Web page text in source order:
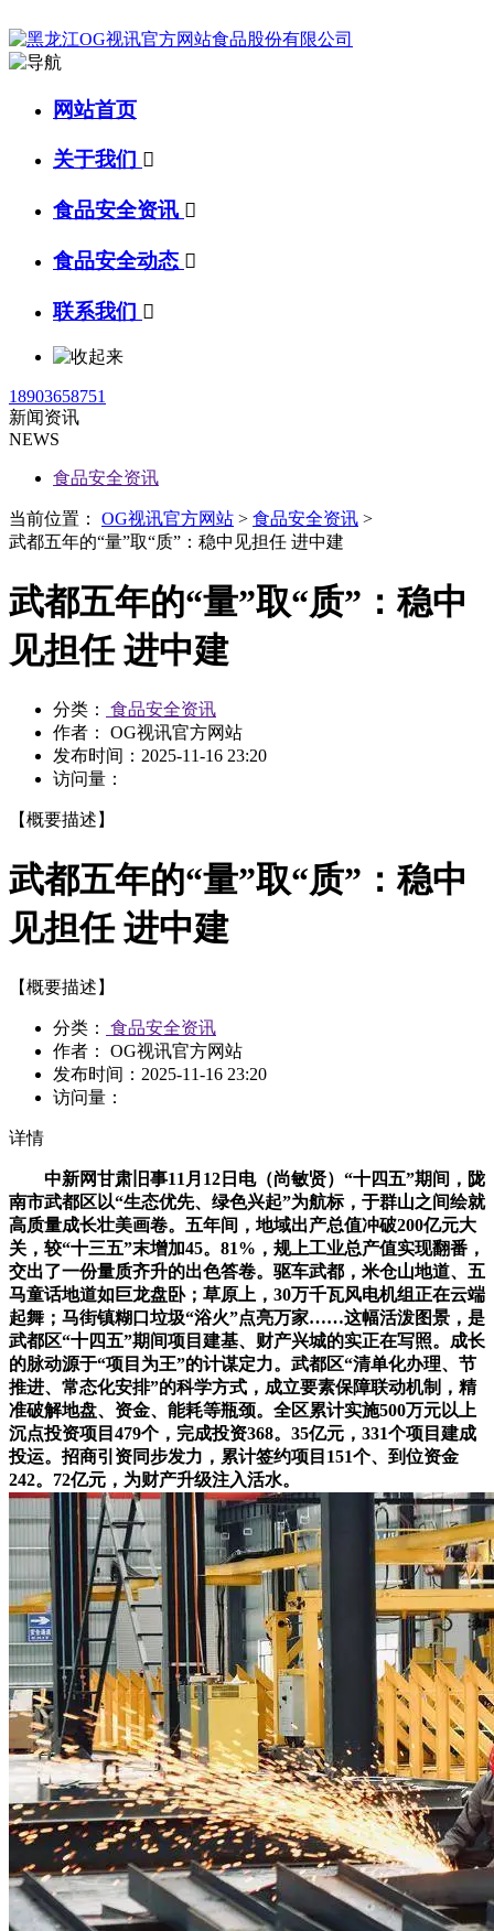
网站首页
关于我们 
食品安全资讯 
食品安全动态 
联系我们 
18903658751
新闻资讯
NEWS
食品安全资讯
当前位置： OG视讯官方网站 > 食品安全资讯 >
武都五年的“量”取“质”：稳中见担任 进中建
武都五年的“量”取“质”：稳中
见担任 进中建
分类：
食品安全资讯
作者： OG视讯官方网站
发布时间： 2025-11-16 23:20
访问量：
【概要描述】
武都五年的“量”取“质”：稳中
见担任 进中建
【概要描述】
分类：
食品安全资讯
作者： OG视讯官方网站
发布时间： 2025-11-16 23:20
访问量：
详情
中新网甘肃旧事11月12日电（尚敏贤）“十四五”期间，陇
南市武都区以“生态优先、绿色兴起”为航标，于群山之间绘就
高质量成长壮美画卷。五年间，地域出产总值冲破200亿元大
关，较“十三五”末增加45。81%，规上工业总产值实现翻番，
交出了一份量质齐升的出色答卷。驱车武都，米仓山地道、五
马童话地道如巨龙盘卧；草原上，30万千瓦风电机组正在云端
起舞；马街镇糊口垃圾“浴火”点亮万家……这幅活泼图景，是
武都区“十四五”期间项目建基、财产兴城的实正在写照。成长
的脉动源于“项目为王”的计谋定力。武都区“清单化办理、节
推进、常态化安排”的科学方式，成立要素保障联动机制，精
准破解地盘、资金、能耗等瓶颈。全区累计实施500万元以上
沉点投资项目479个，完成投资368。35亿元，331个项目建成
投运。招商引资同步发力，累计签约项目151个、到位资金
242。72亿元，为财产升级注入活水。